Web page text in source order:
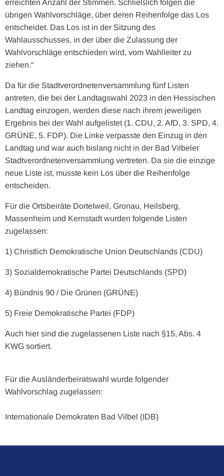
erreichten Anzahl der Stimmen. Schließlich folgen die
übrigen Wahlvorschläge, über deren Reihenfolge das Los
entscheidet. Das Los ist in der Sitzung des
Wahlausschusses, in der über die Zulassung der
Wahlvorschläge entschieden wird, vom Wahlleiter zu
ziehen.“
Da für die Stadtverordnetenversammlung fünf Listen
antreten, die bei der Landtagswahl 2023 in den Hessischen
Landtag einzogen, werden diese nach ihrem jeweiligen
Ergebnis bei der Wahl aufgelistet (1. CDU, 2. AfD, 3. SPD, 4.
GRÜNE, 5. FDP). Die Linke verpasste den Einzug in den
Landtag und war auch bislang nicht in der Bad Vilbeler
Stadtverordnetenversammlung vertreten. Da sie die einzige
neue Liste ist, musste kein Los über die Reihenfolge
entscheiden.
Für die Ortsbeiräte Dortelweil, Gronau, Heilsberg,
Massenheim und Kernstadt wurden folgende Listen
zugelassen:
1) Christlich Demokratische Union Deutschlands (CDU)
3) Sozialdemokratische Partei Deutschlands (SPD)
4) Bündnis 90 / Die Grünen (GRÜNE)
5) Freie Demokratische Partei (FDP)
Auch hier sind die zugelassenen Liste nach §15, Abs. 4
KWG sortiert.
Für die Ausländerbeiratswahl wurde folgender
Wahlvorschlag zugelassen:
Internationale Demokraten Bad Vilbel (IDB)